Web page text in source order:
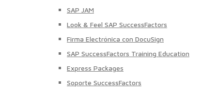
SAP JAM
Look & Feel SAP SuccessFactors
Firma Electrónica con DocuSign
SAP SuccessFactors Training Education
Express Packages
Soporte SuccessFactors